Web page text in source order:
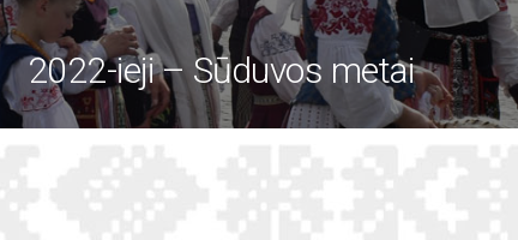
2022-ieji – Sūduvos metai